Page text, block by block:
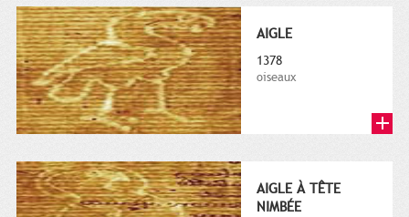
AIGLE
1378
oiseaux
AIGLE À TÊTE
NIMBÉE